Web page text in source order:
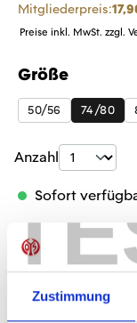
Zustimmung
Mitgliederpreis:
Preise inkl. MwSt. zzgl.
Größe
auswählen
50/56 74/80
Produkt
Anzahl
Sofort